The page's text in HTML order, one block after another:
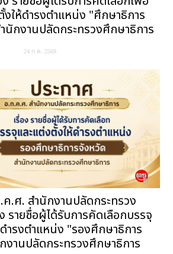
งให้ดำรงตำแหน่ง "ศึกษาธิการ
กงานปลัดกระทรวงศึกษาธิการ
24 ก.ค. 2569
ค.ศ. สำนักงานปลัดกระทรวง
รายชื่อผู้ได้รับการคัดเลือกบรรจุ
ำรงตำแหน่ง "รองศึกษาธิการ
งานปลัดกระทรวงศึกษาธิการ